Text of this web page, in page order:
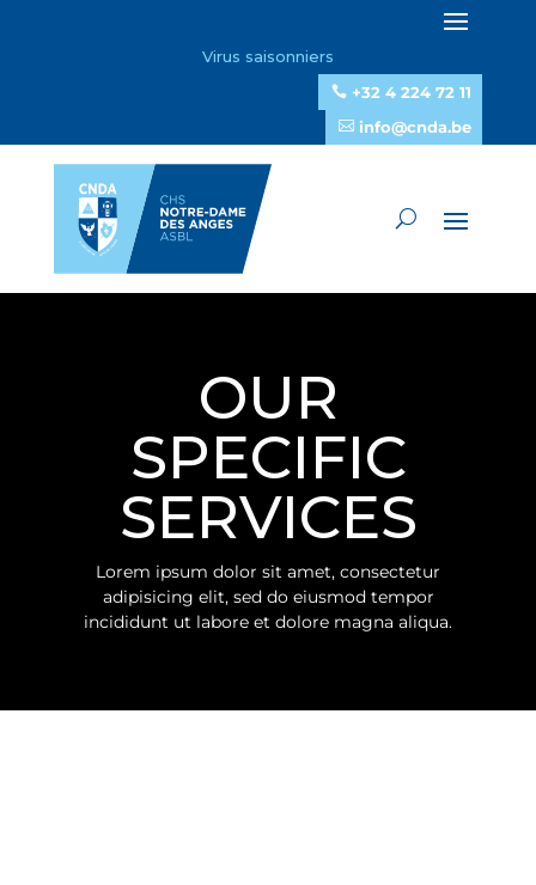
Virus saisonniers
+32 4 224 72 11
info@cnda.be
OUR
SPECIFIC
SERVICES
Lorem ipsum dolor sit amet, consectetur
adipisicing elit, sed do eiusmod tempor
incididunt ut labore et dolore magna aliqua.